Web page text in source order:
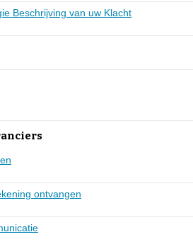
Beschrijving van uw Klacht
ontvangen